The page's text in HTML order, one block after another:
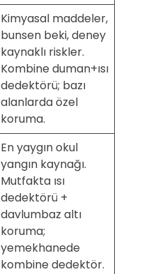
Kimyasal maddeler,
bunsen beki, deney
kaynaklı riskler.
Kombine duman+ısı
dedektörü; bazı
alanlarda özel
koruma.
En yaygın okul
yangın kaynağı.
Mutfakta ısı
dedektörü +
davlumbaz altı
koruma;
yemekhanede
kombine dedektör.